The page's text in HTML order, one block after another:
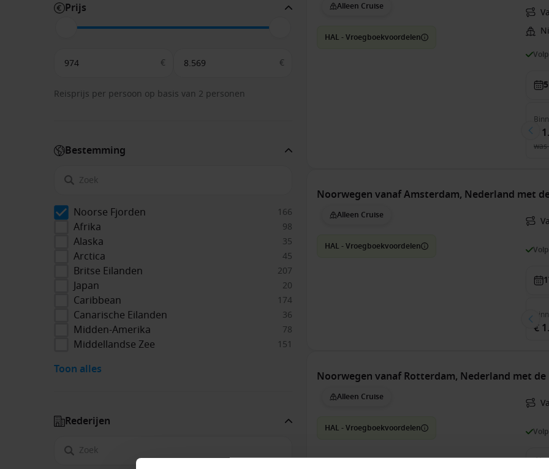
Prijs
€ €
Reisprijs per persoon op basis van 2 personen
Bestemming
Noorse Fjorden 166
Afrika 98
Alaska 35
Arctica 45
Britse Eilanden 207
Japan 20
Caribbean 174
Canarische Eilanden 36
Midden-Amerika 78
Middellandse Zee 151
Toon alles
Rederijen
Alleen Cruise
HAL - Vroegboekvoordelen
€
was
Noorwegen vanaf Amsterdam, Nederland met
Alleen Cruise
HAL - Vroegboekvoordelen
€
Noorwegen vanaf Rotterdam, Nederland met
Alleen Cruise
HAL - Vroegboekvoordelen